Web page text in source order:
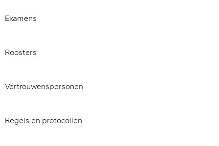
Examens
Roosters
Vertrouwenspersonen
Regels en protocollen